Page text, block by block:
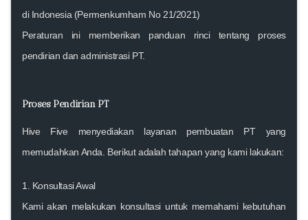
di Indonesia (Permenkumham No 21/2021)
Peraturan ini memberikan panduan rinci tentang proses
pendirian dan administrasi PT.
Proses Pendirian PT
Hive Five menyediakan layanan pembuatan PT yang
memudahkan Anda. Berikut adalah tahapan yang kami lakukan:
1. Konsultasi Awal
Kami akan melakukan konsultasi untuk memahami kebutuhan